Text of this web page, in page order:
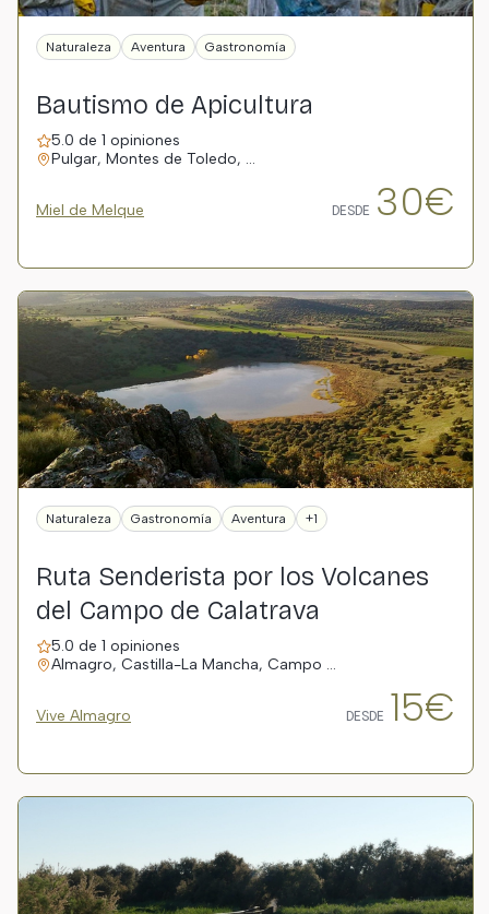
Naturaleza Aventura Gastronomía
Bautismo de Apicultura
5.0 de 1 opiniones
Pulgar, Montes de Toledo, …
Miel de Melque DESDE 30€
Naturaleza Gastronomía Aventura +1
Ruta Senderista por los Volcanes
del Campo de Calatrava
5.0 de 1 opiniones
Almagro, Castilla-La Mancha, Campo …
Vive Almagro DESDE 15€